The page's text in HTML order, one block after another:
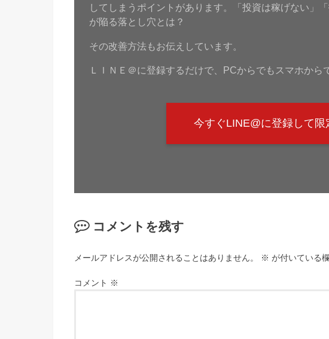
してしまうポイントがあります。「投資は稼げない」
が陥る落とし穴とは？
その改善方法もお伝えしています。
ＬＩＮＥ＠に登録するだけで、PCからでもスマホから
今すぐLINE@に登録して限
コメントを残す
メールアドレスが公開されることはありません。 ※ が付いている
コメント ※